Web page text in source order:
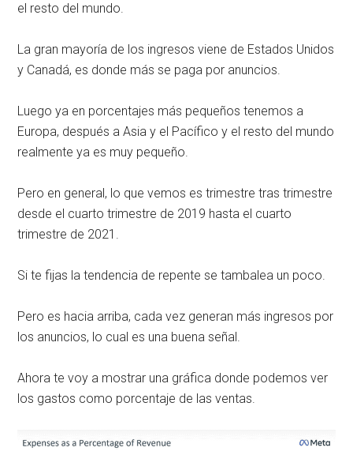
el resto del mundo.
La gran mayoría de los ingresos viene de Estados Unidos
y Canadá, es donde más se paga por anuncios.
Luego ya en porcentajes más pequeños tenemos a
Europa, después a Asia y el Pacífico y el resto del mundo
realmente ya es muy pequeño.
Pero en general, lo que vemos es trimestre tras trimestre
desde el cuarto trimestre de 2019 hasta el cuarto
trimestre de 2021.
Si te fijas la tendencia de repente se tambalea un poco.
Pero es hacia arriba, cada vez generan más ingresos por
los anuncios, lo cual es una buena señal.
Ahora te voy a mostrar una gráfica donde podemos ver
los gastos como porcentaje de las ventas.